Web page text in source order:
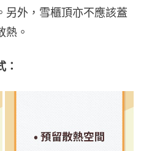
另外，雪櫃頂亦不應該蓋
熱。